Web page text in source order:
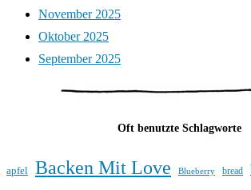
November 2025
Oktober 2025
September 2025
Oft benutzte Schlagworte
apfel Backen Mit Love Blueberry bread